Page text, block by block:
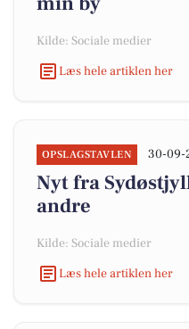
Kilde: Sociale medier
Læs hele artiklen her
OPSLAGSTAVLEN 30-09-
Nyt fra
andre
Kilde: Sociale medier
Læs hele artiklen her